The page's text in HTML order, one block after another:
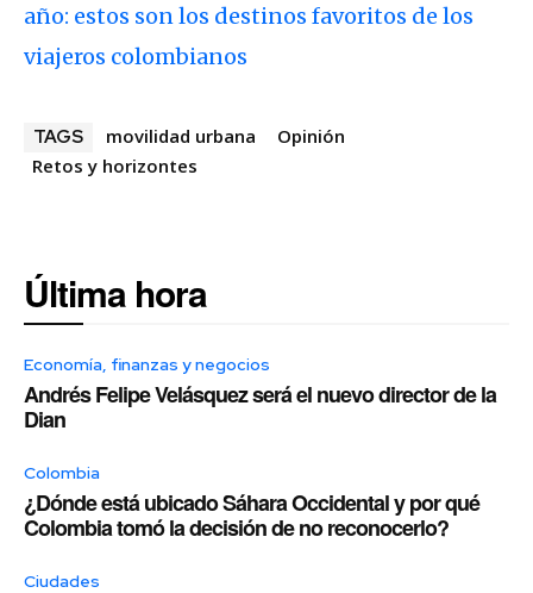
año: estos son los destinos favoritos de los
viajeros colombianos
TAGS movilidad urbana
Opinión
Retos y horizontes
Última hora
Economía, finanzas y negocios
Andrés Felipe Velásquez será el nuevo director de la
Dian
Colombia
¿Dónde está ubicado Sáhara Occidental y por qué
Colombia tomó la decisión de no reconocerlo?
Ciudades